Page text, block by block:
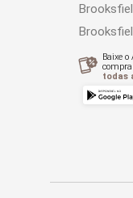
Baixe
compra
todas